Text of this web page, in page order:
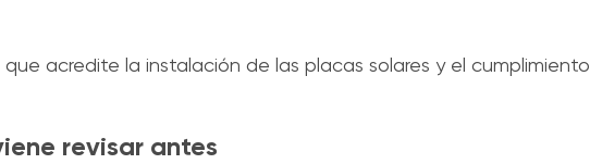
acredite la instalación de las placas solares y el cumplimiento
revisar antes